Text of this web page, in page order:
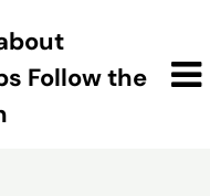
Follow the